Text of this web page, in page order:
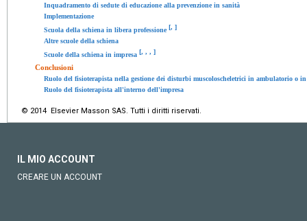
Inquadramento di sedute di educazione alla prevenzione in sanità
Implementazione
Scuola della schiena in libera professione[, ]
Altre scuole della schiena
Scuole della schiena in impresa [, , , ]
Conclusioni
Ruolo del fisioterapista nella gestione dei disturbi muscoloscheletrici in ambulatorio o in
Ruolo del fisioterapista all'interno dell'impresa
© 2014 Elsevier Masson SAS. Tutti i diritti riservati.
IL MIO ACCOUNT
CREARE UN ACCOUNT